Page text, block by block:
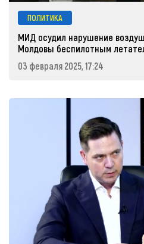
ПОЛИТИКА
МИД осудил нарушение
Молдовы беспилотным
03 февраля 2025, 17:24